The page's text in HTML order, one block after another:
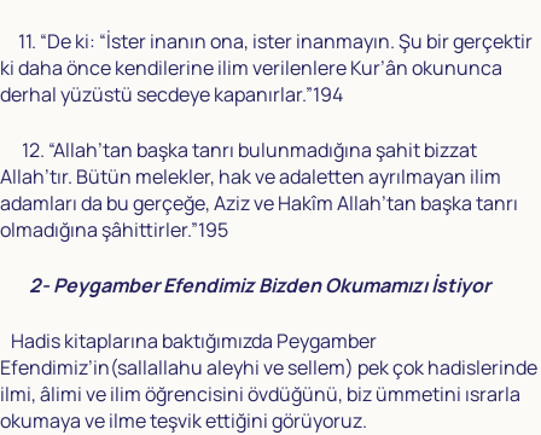
11. “De ki: “İster inanın ona, ister inanmayın. Şu bir gerçektir
ki daha önce kendilerine ilim verilenlere Kur’ân okununca
derhal yüzüstü secdeye kapanırlar.”194
12. “Allah’tan başka tanrı bulunmadığına şahit bizzat
Allah’tır. Bütün melekler, hak ve adaletten ayrılmayan ilim
adamları da bu gerçeğe, Aziz ve Hakîm Allah’tan başka tanrı
olmadığına şâhittirler.”195
2- Peygamber Efendimiz Bizden Okumamızı İstiyor
Hadis kitaplarına baktığımızda Peygamber
Efendimiz’in(sallallahu aleyhi ve sellem) pek çok hadislerinde
ilmi, âlimi ve ilim öğrencisini övdüğünü, biz ümmetini ısrarla
okumaya ve ilme teşvik ettiğini görüyoruz.